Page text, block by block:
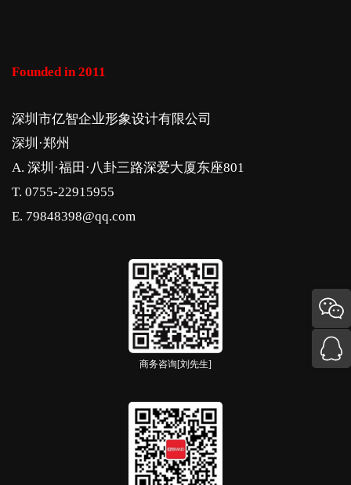
Founded in 2011
深圳市亿智企业形象设计有限公司
深圳·郑州
A. 深圳·福田·八卦三路深爱大厦东座801
T. 0755-22915955
E. 79848398@qq.com
商务咨询[刘先生]